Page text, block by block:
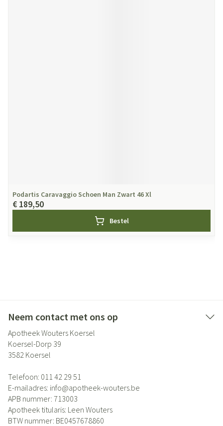
Podartis Caravaggio Schoen Man Zwart 46 Xl
€ 189,50
Bestel
Neem contact met ons op
Apotheek Wouters Koersel
Koersel-Dorp 39
3582 Koersel
Telefoon: 011 42 29 51
E-mailadres: info@apotheek-wouters.be
APB nummer: 713003
Apotheek titularis: Leen Wouters
BTW nummer: BE0457678860